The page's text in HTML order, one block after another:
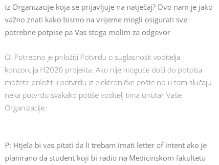
iz Organizacije koja se prijavljuje na natječaj? Ovo nam je jako
važno znati kako bismo na vrijeme mogli osigurati sve
potrebne potpise pa Vas stoga molim za odgovor
O: Potrebno je priložiti Potvrdu o suglasnosti voditelja
konzorcija H2020 projekta. Ako nije moguće doći do potpisa
možete priložiti i potvrdu iz elektroničke pošte no u tom slučaju
neka potvrdu svakako potiše voditelj tima unutar Vaše
Organizacije.
P: Htjela bi vas pitati da li trebam imati letter of intent ako je
planirano da student koji bi radio na Medicinskom fakultetu